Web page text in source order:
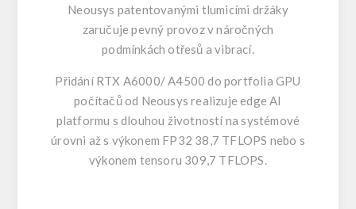
Neousys patentovanými tlumicími držáky
zaručuje pevný provoz v náročných
podmínkách otřesů a vibrací.
Přidání RTX A6000/ A4500 do portfolia GPU
počítačů od Neousys realizuje edge AI
platformu s dlouhou životností na systémové
úrovni až s výkonem FP32 38,7 TFLOPS nebo s
výkonem tensoru 309,7 TFLOPS.